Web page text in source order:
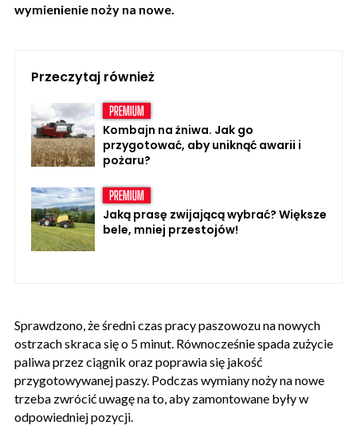
wymienienie noży na nowe.
Przeczytaj również
Kombajn na żniwa. Jak go
przygotować, aby uniknąć awarii i
pożaru?
Jaką prasę zwijającą wybrać? Większe
bele, mniej przestojów!
Sprawdzono, że średni czas pracy paszowozu na nowych
ostrzach skraca się o 5 minut. Równocześnie spada zużycie
paliwa przez ciągnik oraz poprawia się jakość
przygotowywanej paszy. Podczas wymiany noży na nowe
trzeba zwrócić uwagę na to, aby zamontowane były w
odpowiedniej pozycji.